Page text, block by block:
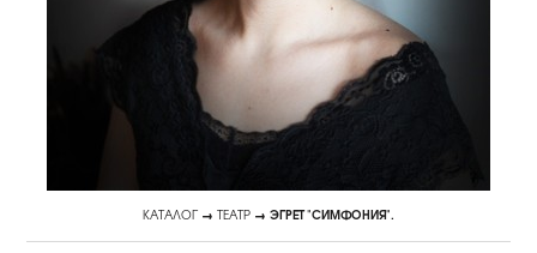
КАТАЛОГ → ТЕАТР → ЭГРЕТ "СИМФОНИЯ".